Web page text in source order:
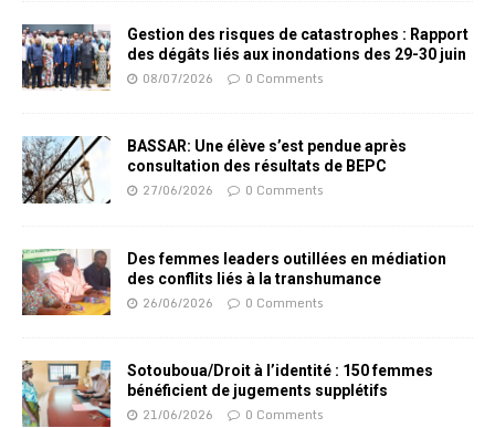
Gestion des risques de catastrophes : Rapport
des dégâts liés aux inondations des 29-30 juin
08/07/2026 0 Comments
BASSAR: Une élève s’est pendue après
consultation des résultats de BEPC
27/06/2026 0 Comments
Des femmes leaders outillées en médiation
des conflits liés à la transhumance
26/06/2026 0 Comments
Sotouboua/Droit à l’identité : 150 femmes
bénéficient de jugements supplétifs
21/06/2026 0 Comments